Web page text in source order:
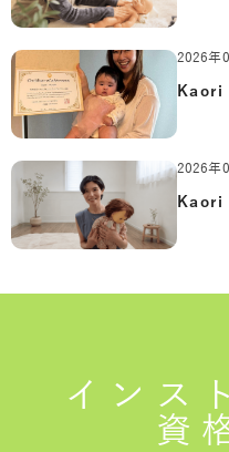
2026年
Kaori
2026年
Kaori
インス
資